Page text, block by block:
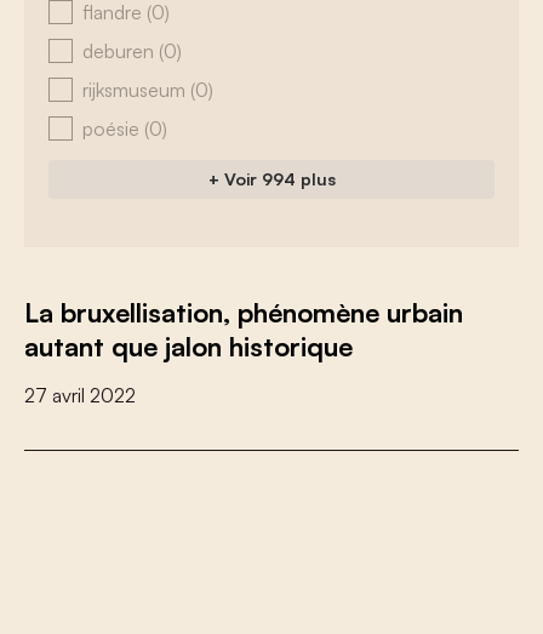
flandre (0)
deburen (0)
rijksmuseum (0)
poésie (0)
+ Voir 994 plus
La bruxellisation, phénomène urbain
autant que jalon historique
27 avril 2022